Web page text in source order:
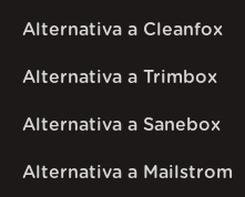
Alternativa a Cleanfox
Alternativa a Trimbox
Alternativa a Sanebox
Alternativa a Mailstrom